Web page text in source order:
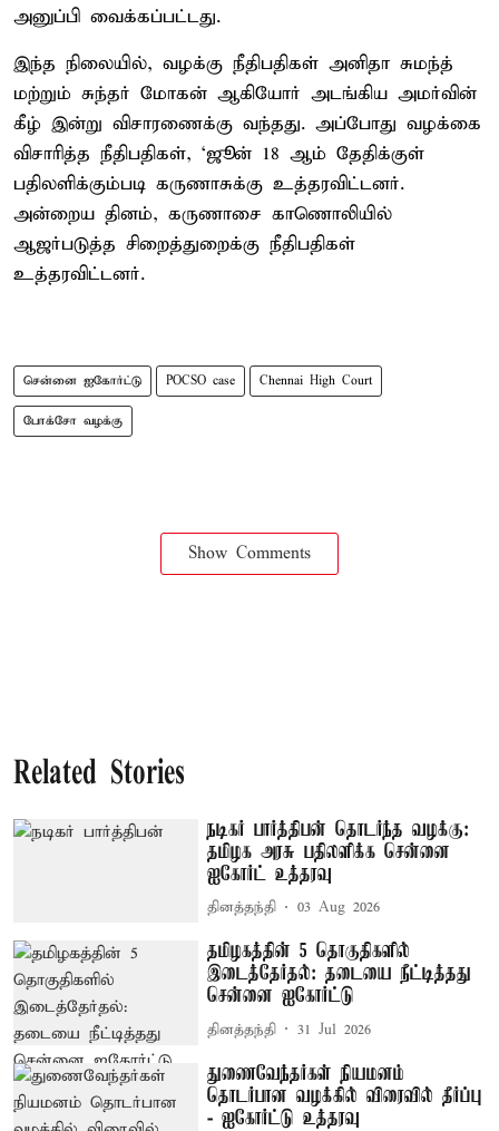
அனுப்பி வைக்கப்பட்டது.
இந்த நிலையில், வழக்கு நீதிபதிகள் அனிதா சுமந்த்
மற்றும் சுந்தர் மோகன் ஆகியோர் அடங்கிய அமர்வின்
கீழ் இன்று விசாரணைக்கு வந்தது. அப்போது வழக்கை
விசாரித்த நீதிபதிகள், ‘ஜூன் 18 ஆம் தேதிக்குள்
பதிலளிக்கும்படி கருணாசுக்கு உத்தரவிட்டனர்.
அன்றைய தினம், கருணாசை காணொலியில்
ஆஜர்படுத்த சிறைத்துறைக்கு நீதிபதிகள்
உத்தரவிட்டனர்.
சென்னை ஐகோர்ட்டு POCSO case Chennai High Court
போக்சோ வழக்கு
Show Comments
Related Stories
நடிகர் பார்த்திபன் தொடர்ந்த வழக்கு:
தமிழக அரசு பதிலளிக்க சென்னை
ஐகோர்ட் உத்தரவு
தினத்தந்தி 03 Aug 2026
தமிழகத்தின் 5 தொகுதிகளில்
இடைத்தேர்தல்: தடையை நீட்டித்தது
சென்னை ஐகோர்ட்டு
தினத்தந்தி 31 Jul 2026
துணைவேந்தர்கள் நியமனம்
தொடர்பான வழக்கில் விரைவில் தீர்ப்பு
- ஐகோர்ட்டு உத்தரவு